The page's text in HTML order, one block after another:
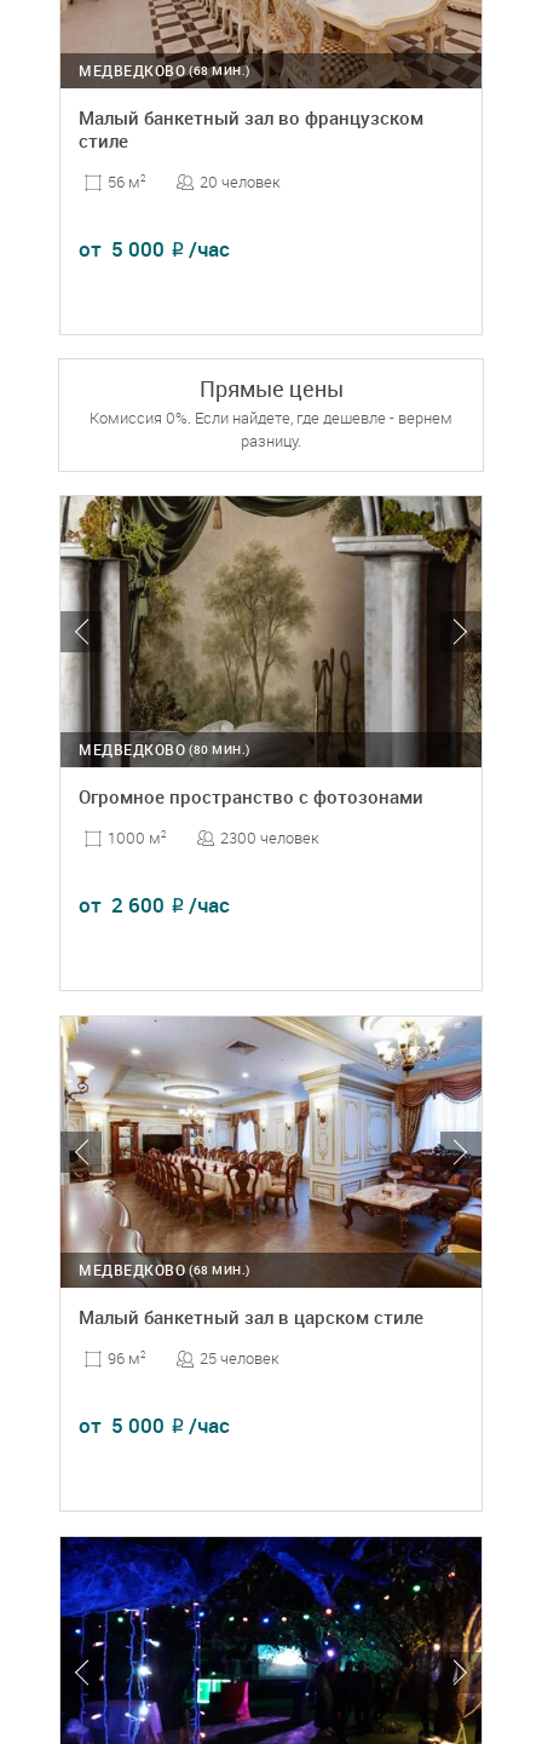
(68 МИН.)
МЕДВЕДКОВО
Малый банкетный зал во французском
стиле
56 м2 20 человек
от 5 000 ₽ /час
Прямые цены
Комиссия 0%. Если найдете, где дешевле - вернем
разницу.
(80 МИН.)
МЕДВЕДКОВО
Огромное пространство с фотозонами
1000 м2 2300 человек
от 2 600 ₽ /час
(68 МИН.)
МЕДВЕДКОВО
Малый банкетный зал в царском стиле
96 м2 25 человек
от 5 000 ₽ /час